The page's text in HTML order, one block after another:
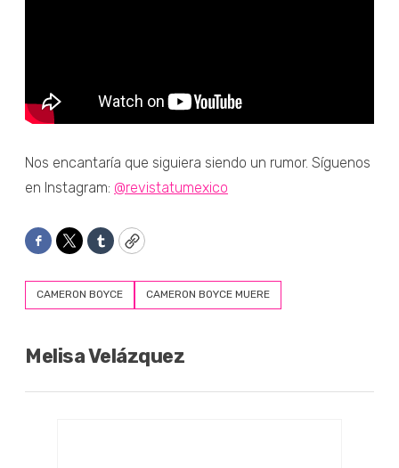
Nos encantaría que siguiera siendo un rumor. Síguenos
en Instagram: @revistatumexico
Facebook
TwitterTumblrCopy
CAMERON BOYCE CAMERON BOYCE MUERE
Melisa Velázquez